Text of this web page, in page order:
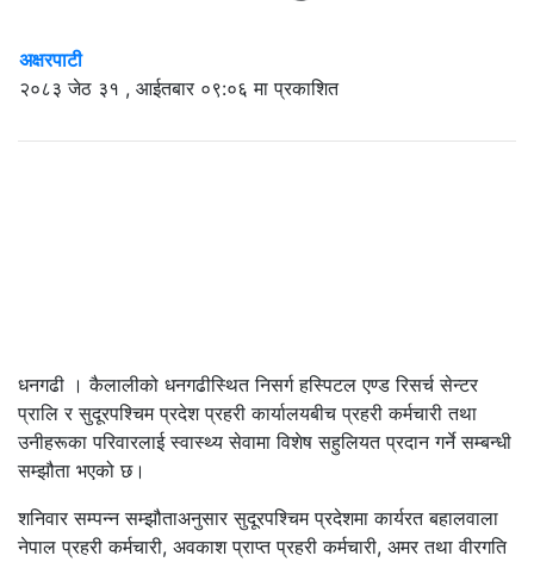
अक्षरपाटी
२०८३ जेठ ३१ , आईतबार ०९:०६ मा प्रकाशित
धनगढी । कैलालीको धनगढीस्थित निसर्ग हस्पिटल एण्ड रिसर्च सेन्टर
प्रालि र सुदूरपश्चिम प्रदेश प्रहरी कार्यालयबीच प्रहरी कर्मचारी तथा
उनीहरूका परिवारलाई स्वास्थ्य सेवामा विशेष सहुलियत प्रदान गर्ने सम्बन्धी
सम्झौता भएको छ।
शनिवार सम्पन्न सम्झौताअनुसार सुदूरपश्चिम प्रदेशमा कार्यरत बहालवाला
नेपाल प्रहरी कर्मचारी, अवकाश प्राप्त प्रहरी कर्मचारी, अमर तथा वीरगति